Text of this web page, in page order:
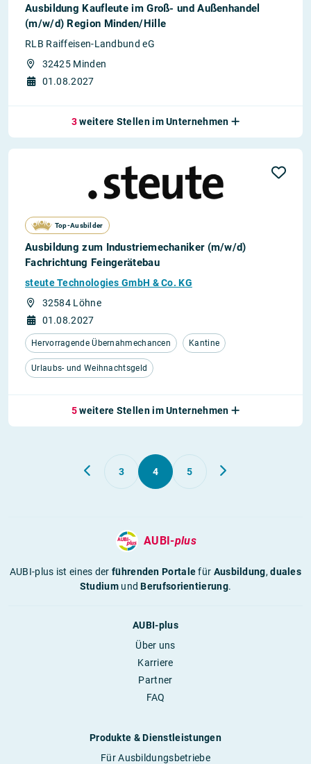
Ausbildung Kaufleute im Groß- und Außenhandel
(m/w/d) Region Minden/Hille
RLB Raiffeisen-Landbund eG
32425 Minden
01.08.2027
3weitere Stellen im Unternehmen
Top-Ausbilder
Ausbildung zum Industriemechaniker (m/w/d)
Fachrichtung Feingerätebau
steute Technologies GmbH & Co. KG
32584 Löhne
01.08.2027
Hervorragende Übernahmechancen Kantine
Urlaubs- und Weihnachtsgeld
5weitere Stellen im Unternehmen
3 4 5
AUBI-plus
AUBI-plus ist eines derführenden Portalefür Ausbildung,duales
StudiumundBerufsorientierung.
AUBI-plus
Über uns
Karriere
Partner
FAQ
Produkte & Dienstleistungen
Für Ausbildungsbetriebe